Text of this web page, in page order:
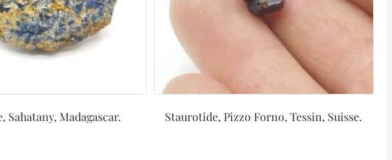
Sahatany, Madagascar. Staurotide, Pizzo Forno, Tessin, Suisse.